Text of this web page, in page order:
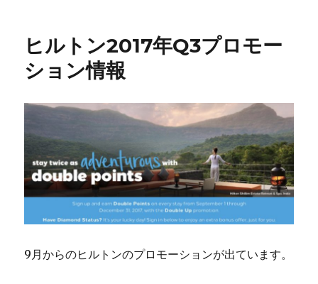
ヒルトン2017年Q3プロモー
ション情報
9月からのヒルトンのプロモーションが出ています。